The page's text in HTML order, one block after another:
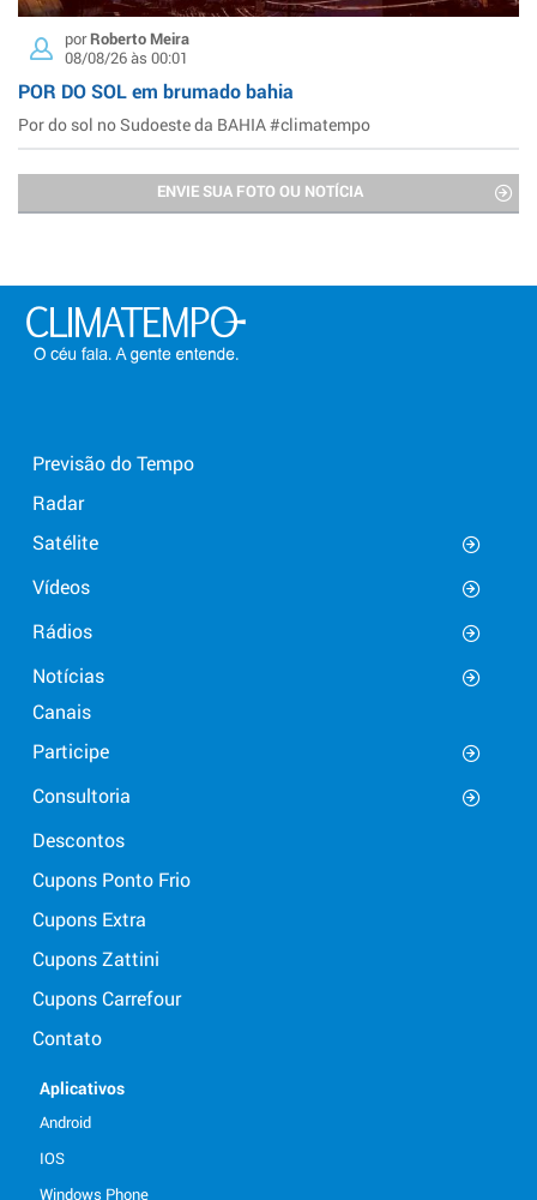
porRoberto Meira
08/08/26 às 00:01
POR DO SOL em brumado bahia
Por do sol no Sudoeste da BAHIA #climatempo
ENVIE SUA FOTO OU NOTÍCIA
Previsão do Tempo
Radar
Satélite
Vídeos
Rádios
Notícias
Canais
Participe
Consultoria
Descontos
Cupons Ponto Frio
Cupons Extra
Cupons Zattini
Cupons Carrefour
Contato
Aplicativos
Android
IOS
Windows Phone